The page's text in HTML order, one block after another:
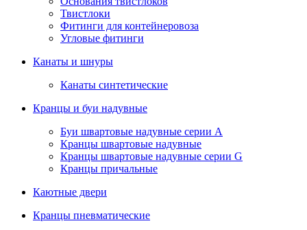
Твистлоки
Фитинги для контейнеровоза
Угловые фитинги
Канаты и шнуры
Канаты синтетические
Кранцы и буи надувные
Буи швартовые надувные серии А
Кранцы швартовые надувные
Кранцы швартовые надувные серии G
Кранцы причальные
Каютные двери
Кранцы пневматические